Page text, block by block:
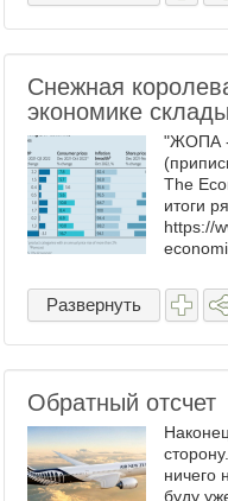
Снежная
экономике
"ЖОПА -
The
итоги
https://
1 -
Развернуть
Обратный отсчет
ничего
буду